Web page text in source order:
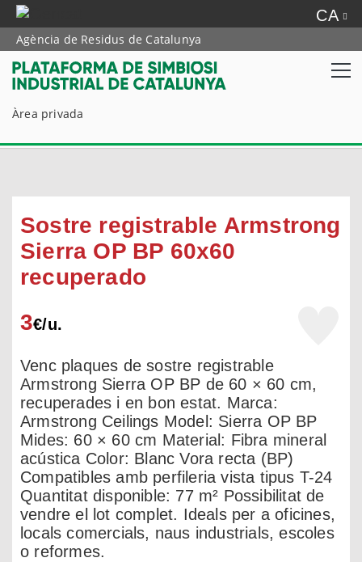
CA
Agència de Residus de Catalunya
Àrea privada
Sostre registrable Armstrong
Sierra OP BP 60x60
recuperado
3€/u.
Venc plaques de sostre registrable
Armstrong Sierra OP BP de 60 × 60 cm,
recuperades i en bon estat. Marca:
Armstrong Ceilings Model: Sierra OP BP
Mides: 60 × 60 cm Material: Fibra mineral
acústica Color: Blanc Vora recta (BP)
Compatibles amb perfileria vista tipus T-24
Quantitat disponible: 77 m² Possibilitat de
vendre el lot complet. Ideals per a oficines,
locals comercials, naus industrials, escoles
o reformes.